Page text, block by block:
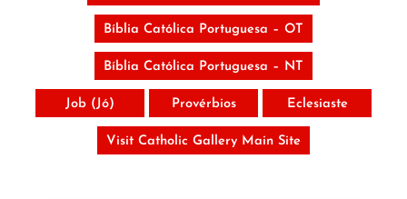
Bíblia Católica Portuguesa – OT
Bíblia Católica Portuguesa – NT
Job (Jó) Provérbios Eclesiaste
Visit Catholic Gallery Main Site